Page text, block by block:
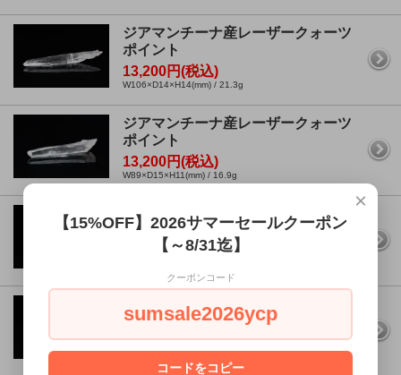
ジアマンチーナ産レーザークォーツ
ポイント
13,200円(税込)
W106×D14×H14(mm) / 21.3g
ジアマンチーナ産レーザークォーツ
ポイント
13,200円(税込)
W89×D15×H11(mm) / 16.9g
ブラジル・トマスゴンサガ産水晶ク
ラスター
SOLD OUT
ブラジル・トマスゴンサガ産水晶ク
ラスター
SOLD OUT
×
【15%OFF】2026サマーセールクーポン
【～8/31迄】
クーポンコード
sumsale2026ycp
コードをコピー